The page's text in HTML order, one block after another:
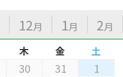
12月 1月 2月
木 金 土
30 31 1